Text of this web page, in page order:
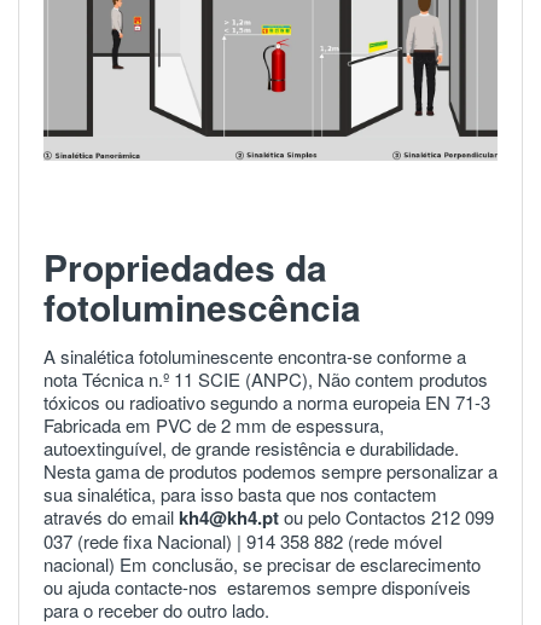
Propriedades da
fotoluminescência
A sinalética fotoluminescente encontra-se conforme a
nota Técnica n.º 11 SCIE (ANPC), Não contem produtos
tóxicos ou radioativo segundo a norma europeia EN 71-3
Fabricada em PVC de 2 mm de espessura,
autoextinguível, de grande resistência e durabilidade.
Nesta gama de produtos podemos sempre personalizar a
sua sinalética, para isso basta que nos contactem
através do emailkh4@kh4.ptou pelo Contactos 212 099
037 (rede fixa Nacional) | 914 358 882 (rede móvel
nacional) Em conclusão, se precisar de esclarecimento
ou ajudacontacte-nos estaremos sempre disponíveis
para o receber do outro lado.